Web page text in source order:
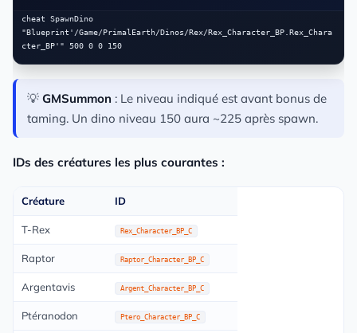
cheat SpawnDino
"Blueprint'/Game/PrimalEarth/Dinos/Rex/Rex_Character_BP.Rex_Chara
💡 GMSummon : Le niveau indiqué est avant bonus de
taming. Un dino niveau 150 aura ~225 après spawn.
IDs des créatures les plus courantes :
Créature ID
T-Rex Rex_Character_BP_C
Raptor Raptor_Character_BP_C
Argentavis Argent_Character_BP_C
Ptéranodon Ptero_Character_BP_C